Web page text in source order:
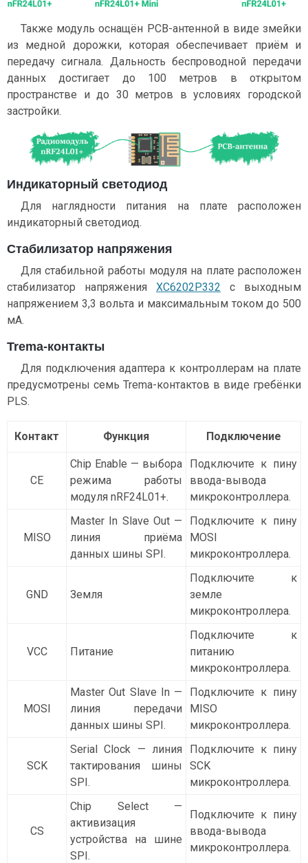
Также модуль оснащён PCB-антенной в виде змейки
из медной дорожки, которая обеспечивает приём и
передачу сигнала. Дальность беспроводной передачи
данных достигает до 100 метров в открытом
пространстве и до 30 метров в условиях городской
застройки.
Индикаторный светодиод
Для наглядности питания на плате расположен
индикаторный светодиод.
Стабилизатор напряжения
Для стабильной работы модуля на плате расположен
стабилизатор напряжения XC6202P332 с выходным
напряжением 3,3 вольта и максимальным током до 500
мА.
Trema-контакты
Для подключения адаптера к контроллерам на плате
предусмотрены семь Trema-контактов в виде гребёнки
PLS.
Контакт Функция Подключение
СE
Chip Enable — выбора
режима работы
модуля nRF24L01+.
Подключите к пину
ввода-вывода
микроконтроллера.
MISO
Master In Slave Out —
линия приёма
данных шины SPI.
Подключите к пину
MOSI
микроконтроллера.
GND Земля
Подключите к
земле
микроконтроллера.
VCC Питание
Подключите к
питанию
микроконтроллера.
MOSI
Master Out Slave In —
линия передачи
данных шины SPI.
Подключите к пину
MISO
микроконтроллера.
SCK
Serial Clock — линия
тактирования шины
SPI.
Подключите к пину
SCK
микроконтроллера.
CS
Chip Select —
активизация
устройства на шине
SPI.
Подключите к пину
ввода-вывода
микроконтроллера.